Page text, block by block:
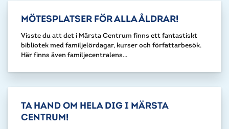
MÖTESPLATSER FÖR ALLA ÅLDRAR!
Visste du att det i Märsta Centrum finns ett fantastiskt
bibliotek med familjelördagar, kurser och författarbesök.
Här finns även familjecentralens...
TA HAND OM HELA DIG I MÄRSTA
CENTRUM!